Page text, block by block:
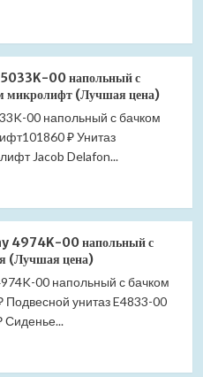
00 напольный с
микролифт (Лучшая цена)
00 напольный с бачком
₽ Унитаз
Jacob Delafon...
4974K-00 напольный с
(Лучшая цена)
00 напольный с бачком
унитаз E4833-00
Сиденье...